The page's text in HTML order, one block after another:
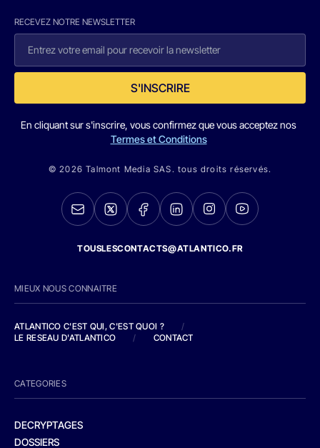
RECEVEZ NOTRE NEWSLETTER
S'INSCRIRE
En cliquant sur s'inscrire, vous confirmez que vous acceptez nos
Termes et Conditions
© 2026 Talmont Media SAS. tous droits réservés.
TOUSLESCONTACTS@ATLANTICO.FR
MIEUX NOUS CONNAITRE
ATLANTICO C'EST QUI, C'EST QUOI ?
/
LE RESEAU D'ATLANTICO
/ CONTACT
CATEGORIES
DECRYPTAGES
DOSSIERS